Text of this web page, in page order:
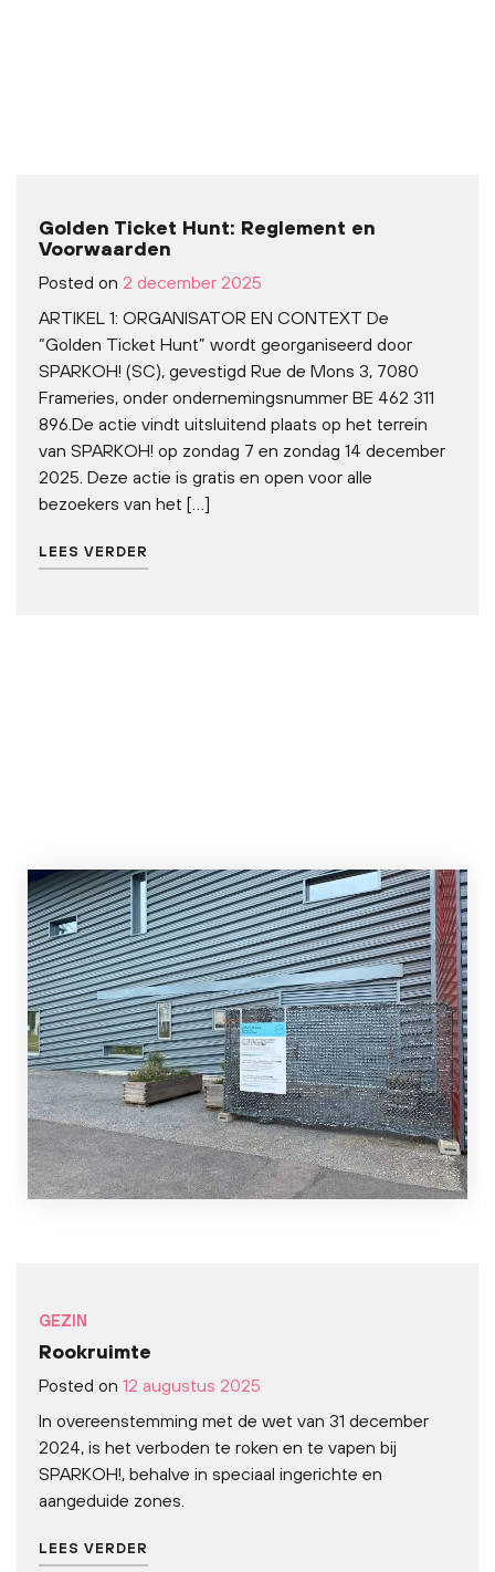
Golden Ticket Hunt: Reglement en
Voorwaarden
Posted on 2 december 2025
ARTIKEL 1: ORGANISATOR EN CONTEXT De
“Golden Ticket Hunt” wordt georganiseerd door
SPARKOH! (SC), gevestigd Rue de Mons 3, 7080
Frameries, onder ondernemingsnummer BE 462 311
896.De actie vindt uitsluitend plaats op het terrein
van SPARKOH! op zondag 7 en zondag 14 december
2025. Deze actie is gratis en open voor alle
bezoekers van het […]
LEES VERDER
Rookruimte
GEZIN
Posted on 12 augustus 2025
In overeenstemming met de wet van 31 december
2024, is het verboden te roken en te vapen bij
SPARKOH!, behalve in speciaal ingerichte en
aangeduide zones.
LEES VERDER